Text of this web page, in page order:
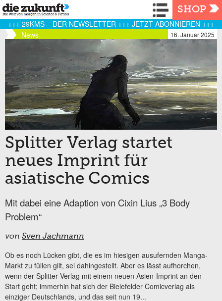
Navigation
SHOP
+++ 29KMS – DER NEWSLETTER +++ JETZT ABONNIEREN +++
News
16. Januar 2025
Splitter Verlag startet
neues Imprint für
asiatische Comics
Mit dabei eine Adaption von Cixin Lius „3 Body
Problem“
von Sven Jachmann
Ob es noch Lücken gibt, die es im hiesigen ausufernden Manga-
Markt zu füllen gilt, sei dahingestellt. Aber es lässt aufhorchen,
wenn der Splitter Verlag mit einem neuen Asien-Imprint an den
Start geht; immerhin hat sich der Bielefelder Comicverlag als
einziger Deutschlands, und das seit nun 19...